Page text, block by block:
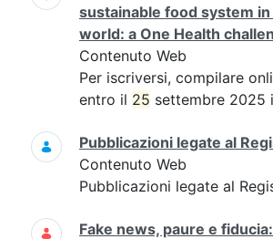
sustainable food system
world: a One Health
Contenuto Web
Per iscriversi, compilare
entro il 25 settembre 2025
Pubblicazioni legate al
Contenuto Web
Pubblicazioni legate al
Fake news, paure e